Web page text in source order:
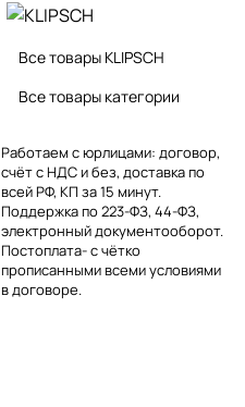
Все товары KLIPSCH
Все товары категории
Работаем с юрлицами: договор,
счёт с НДС и без, доставка по
всей РФ, КП за 15 минут.
Поддержка по 223-ФЗ, 44-ФЗ,
электронный документооборот.
Постоплата- с чётко
прописанными всеми условиями
в договоре.